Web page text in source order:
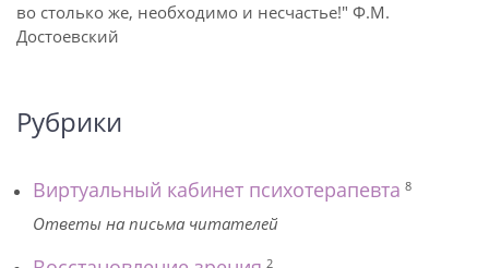
во столько же, необходимо и несчастье!" Ф.М.
Достоевский
Рубрики
Виртуальный кабинет психотерапевта 8
Ответы на письма читателей
2